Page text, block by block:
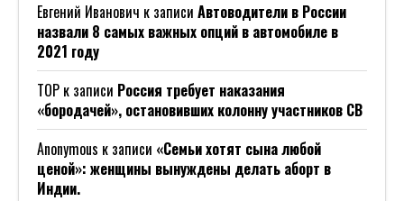
Евгений Иванович к записи Автоводители в России
назвали 8 самых важных опций в автомобиле в
2021 году
ТОР к записи Россия требует наказания
«бородачей», остановивших колонну участников СВ
Anonymous к записи «Семьи хотят сына любой
ценой»: женщины вынуждены делать аборт в
Индии.